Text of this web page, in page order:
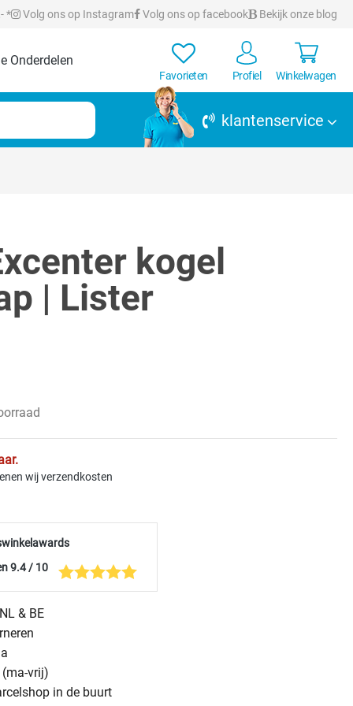
* Volg ons op Instagram Volg ons op facebook Bekijk onze blog
Onderdelen
Favorieten Profiel Winkelwagen
klantenservice
kogel
| Lister
wij verzendkosten
9.4 / 10
& BE
vrij)
in de buurt